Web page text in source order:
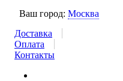
Ваш город: Москва
Доставка
Оплата
Контакты